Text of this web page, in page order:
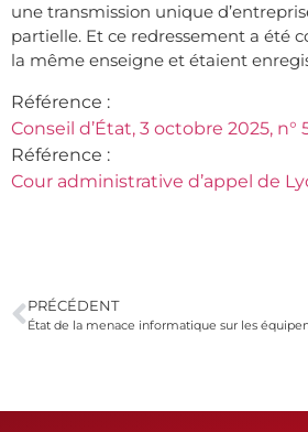
une transmission unique
partielle. Et ce redressement a été
la même enseigne et étaient
Référence :
Conseil d’État, 3 octobre 2025, n°
Référence :
Cour administrative d’appel de
PRÉCÉDENT
État de la menace informatique sur les